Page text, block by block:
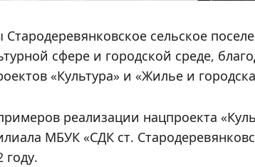
сельское
сфере и городской среде,
«Культура» и «Жилье и
реализации нацпроекта
МБУК «СДК ст.
году.